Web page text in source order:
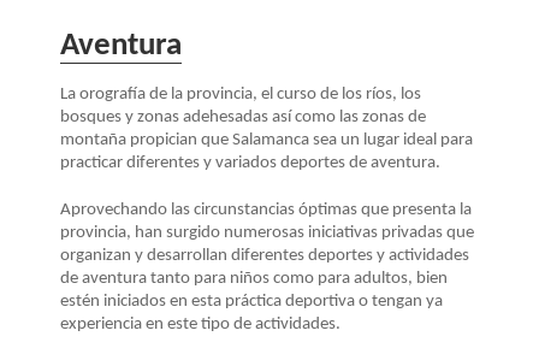
ENLACES
AYUDA
NAVEGACIÓN
Aventura
La orografía de la provincia, el curso de los ríos, los
bosques y zonas adehesadas así como las zonas de
montaña propician que Salamanca sea un lugar ideal para
practicar diferentes y variados deportes de aventura.
Aprovechando las circunstancias óptimas que presenta la
provincia, han surgido numerosas iniciativas privadas que
organizan y desarrollan diferentes deportes y actividades
de aventura tanto para niños como para adultos, bien
estén iniciados en esta práctica deportiva o tengan ya
experiencia en este tipo de actividades.